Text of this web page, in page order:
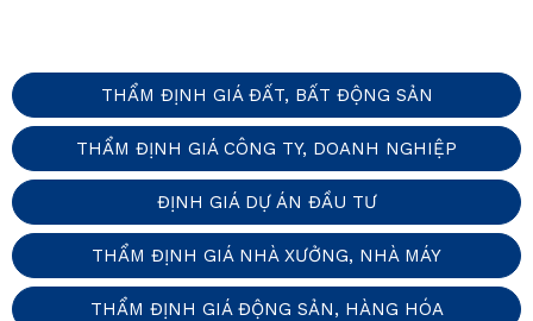
THẨM ĐỊNH GIÁ ĐẤT, BẤT ĐỘNG SẢN
THẨM ĐỊNH GIÁ CÔNG TY, DOANH NGHIỆP
ĐỊNH GIÁ DỰ ÁN ĐẦU TƯ
THẨM ĐỊNH GIÁ NHÀ XƯỞNG, NHÀ MÁY
THẨM ĐỊNH GIÁ ĐỘNG SẢN, HÀNG HÓA